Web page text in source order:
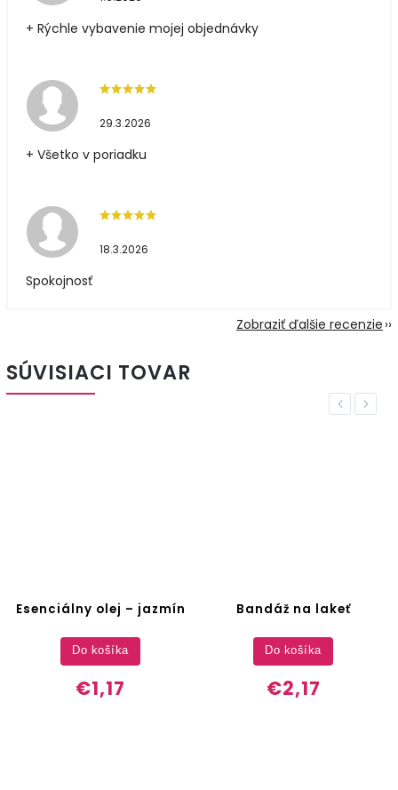
+ Rýchle vybavenie mojej objednávky
29.3.2026
+ Všetko v poriadku
18.3.2026
Spokojnosť
Zobraziť ďalšie recenzie
SÚVISIACI TOVAR
Previous
Esenciálny olej – jazmín
€1,17
Do košíka
Bandáž na lakeť
€2,17
Do košíka
Next